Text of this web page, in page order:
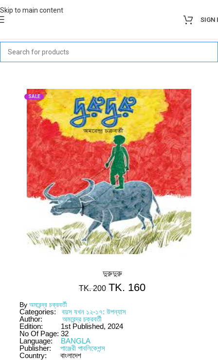
Skip to main content
SIGN
SALE
দুরুদুরু
TK.200 TK. 160
By অমরেন্দ্র চক্রবর্তী
Categories:
বয়স যখন ১২-১৭: উপন্যাস
Author:
অমরেন্দ্র চক্রবর্তী
Edition:
1st Published, 2024
No Of Page: 32
Language:
BANGLA
Publisher:
পাঞ্জেরী পাবলিকেশন্স
Country:
বাংলাদেশ